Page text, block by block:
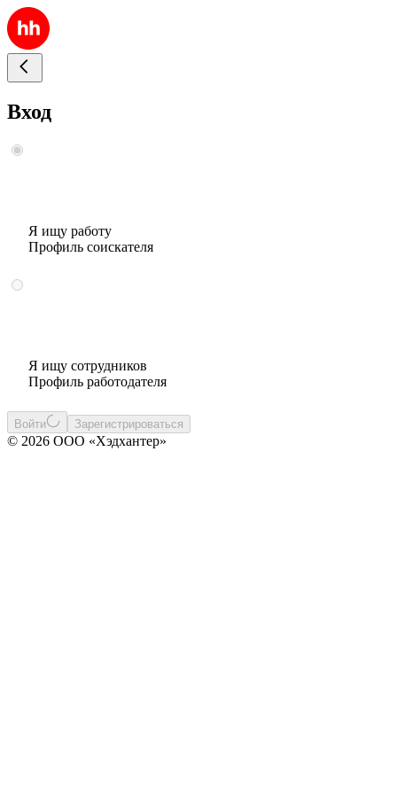
Вход
Я ищу работу
Профиль соискателя
Я ищу сотрудников
Профиль работодателя
Войти Зарегистрироваться
© 2026 ООО «Хэдхантер»